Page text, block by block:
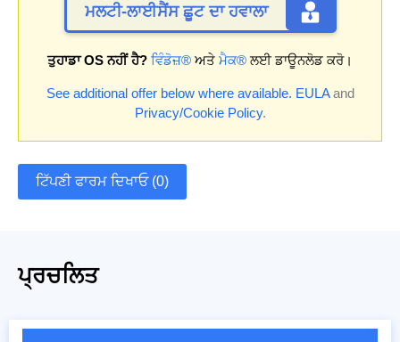
ਮਲਟੀ-ਲਾਈਸੈਂਸ ਛੂਟ ਦਾ ਹਵਾਲਾ
ਤੁਹਾਡਾ OS ਨਹੀਂ ਹੈ? ਵਿੰਡੋਜ਼® ਅਤੇ ਮੈਕ® ਲਈ ਡਾਊਨਲੋਡ ਕਰੋ।
See additional offer below where available. EULAand
Privacy/Cookie Policy.
ਟਿੱਪਣੀ ਫਾਰਮ ਦਿਖਾਓ (0)
ਪ੍ਰਚਲਿਤ